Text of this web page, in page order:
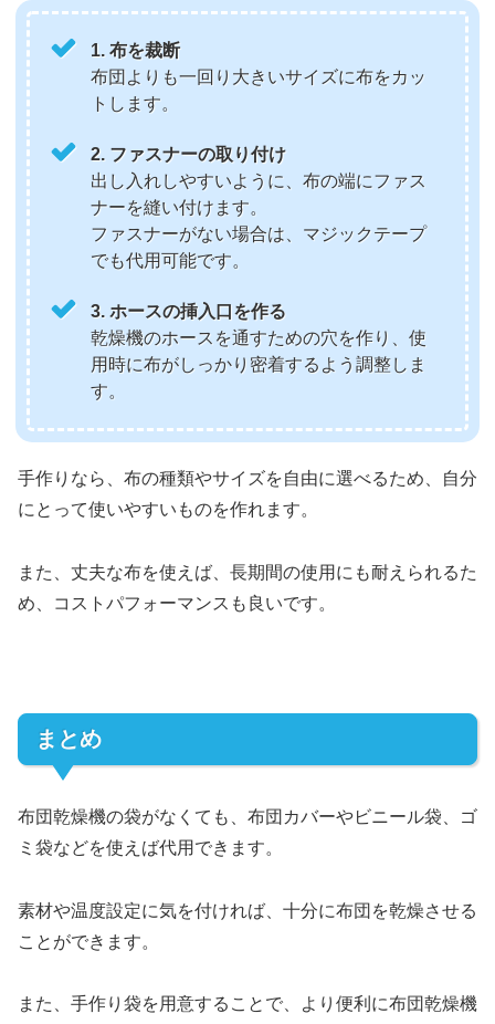
1. 布を裁断
布団よりも一回り大きいサイズに布をカッ
トします。
2. ファスナーの取り付け
出し入れしやすいように、布の端にファス
ナーを縫い付けます。
ファスナーがない場合は、マジックテープ
でも代用可能です。
3. ホースの挿入口を作る
乾燥機のホースを通すための穴を作り、使
用時に布がしっかり密着するよう調整しま
す。
手作りなら、布の種類やサイズを自由に選べるため、自分
にとって使いやすいものを作れます。
また、丈夫な布を使えば、長期間の使用にも耐えられるた
め、コストパフォーマンスも良いです。
まとめ
布団乾燥機の袋がなくても、布団カバーやビニール袋、ゴ
ミ袋などを使えば代用できます。
素材や温度設定に気を付ければ、十分に布団を乾燥させる
ことができます。
また、手作り袋を用意することで、より便利に布団乾燥機